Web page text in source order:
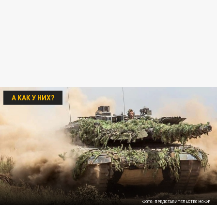
ФОТО: ПРЕДСТАВИТЕЛЬСТВО МО ФР
А КАК У НИХ?